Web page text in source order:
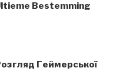
Bestemming
Геймерської